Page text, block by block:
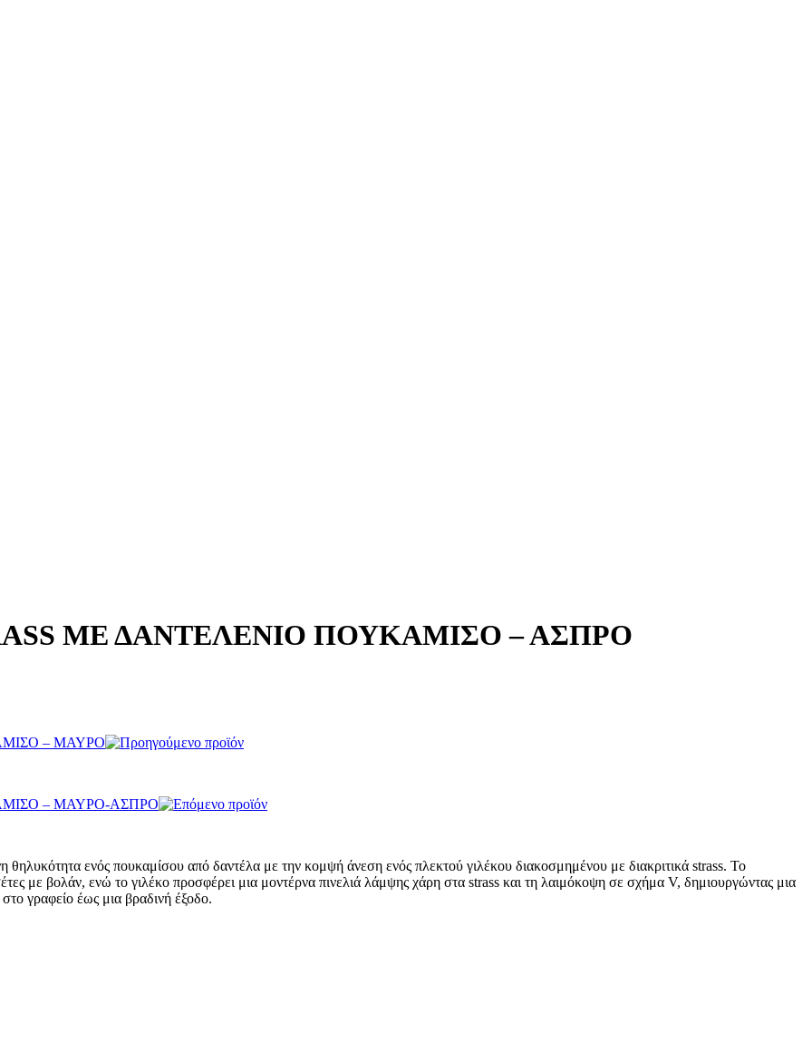
ΜΕ ΔΑΝΤΕΛΕΝΙΟ ΠΟΥΚΑΜΙΣΟ – ΑΣΠΡΟ
– ΜΑΥΡΟ
– ΜΑΥΡΟ-ΑΣΠΡΟ
ενός πουκαμίσου από δαντέλα με την κομψή άνεση ενός πλεκτού γιλέκου διακοσμημένου με διακριτικά strass. Το
με βολάν, ενώ το γιλέκο προσφέρει μια μοντέρνα πινελιά λάμψης χάρη στα strass και τη λαιμόκοψη σε σχήμα V, δημιουργώντας μια
γραφείο έως μια βραδινή έξοδο.